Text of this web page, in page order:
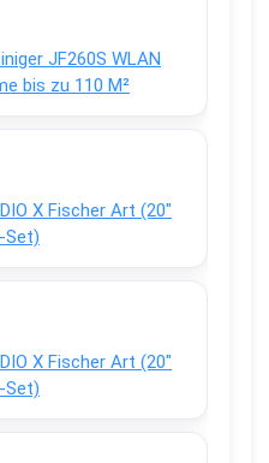
JF260S WLAN
bis zu 110 M²
X Fischer Art (20″
Set)
X Fischer Art (20″
Set)